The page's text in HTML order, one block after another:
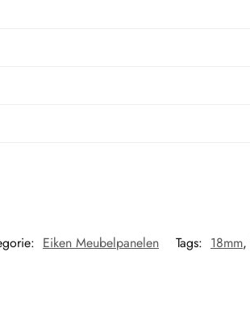
Eiken Meubelpanelen Tags: 18mm,